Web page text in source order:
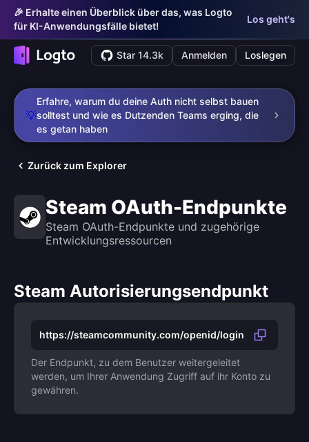
🎉 Erhalte einen Überblick über das, was Logto
für KI-Anwendungsfälle bietet!
Los geht's
Star 14.3k Anmelden Loslegen
💡
Erfahre, warum du deine Auth nicht selbst bauen
solltest und wie es Dutzenden Teams erging, die
es getan haben
Zurück zum Explorer
Steam OAuth-Endpunkte
Steam OAuth-Endpunkte und zugehörige
Entwicklungsressourcen
Steam Autorisierungsendpunkt
https://steamcommunity.com/openid/login
Der Endpunkt, zu dem Benutzer weitergeleitet
werden, um Ihrer Anwendung Zugriff auf ihr Konto zu
gewähren.